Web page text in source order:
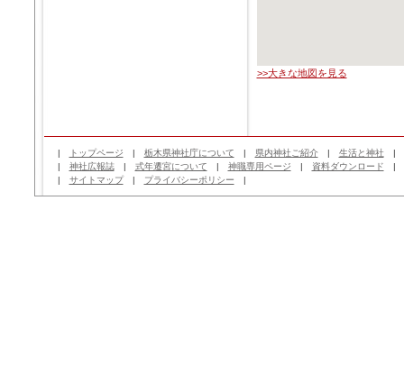
>>大きな地図を見る
| トップページ | 栃木県神社庁について | 県内神社ご紹介| 生活と神社|
| 神社広報誌| 式年遷宮について | 神職専用ページ | 資料ダウンロード |
| サイトマップ| プライバシーポリシー |